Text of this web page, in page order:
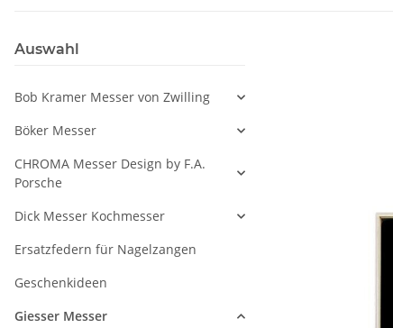
Auswahl
Bob Kramer Messer von Zwilling
Böker Messer
CHROMA Messer Design by F.A.
Porsche
Dick Messer Kochmesser
Ersatzfedern für Nagelzangen
Geschenkideen
Giesser Messer